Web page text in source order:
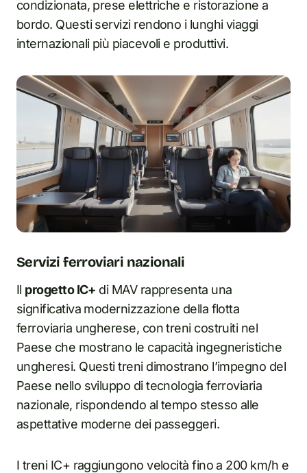
condizionata, prese elettriche e ristorazione a
bordo. Questi servizi rendono i lunghi viaggi
internazionali più piacevoli e produttivi.
Servizi ferroviari nazionali
Il progetto IC+ di MAV rappresenta una
significativa modernizzazione della flotta
ferroviaria ungherese, con treni costruiti nel
Paese che mostrano le capacità ingegneristiche
ungheresi. Questi treni dimostrano l’impegno del
Paese nello sviluppo di tecnologia ferroviaria
nazionale, rispondendo al tempo stesso alle
aspettative moderne dei passeggeri.
I treni IC+ raggiungono velocità fino a 200 km/h e